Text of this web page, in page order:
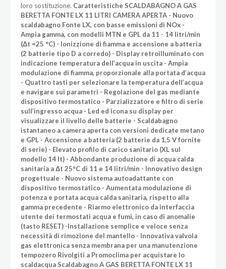
loro sostituzione. Caratteristiche SCALDABAGNO A GAS
BERETTA FONTE LX 11 LITRI CAMERA APERTA - Nuovo
scaldabagno Fonte LX, con basse emissioni di NOx -
Ampia gamma, con modelli MTN e GPL da 11 - 14 litri/min
(Δt =25 °C) - Ionizzione di fiamma e accensione a batteria
(2 batterie tipo D a corredo) - Display retroilluminato con
indicazione temperatura dell’acqua in uscita - Ampia
modulazione di fiamma, proporzionale alla portata d’acqua
- Quattro tasti per selezionare la temperatura dell’acqua
e navigare sui parametri - Regolazione del gas mediante
dispositivo termostatico - Parzializzatore e filtro di serie
sull’ingresso acqua - Led ed icona su display per
visualizzare il livello delle batterie - Scaldabagno
istantaneo a camera aperta con versioni dedicate metano
e GPL - Accensione a batteria (2 batterie da 1,5 V fornite
di serie) - Elevato profilo di carico sanitario (XL sul
modello 14 lt) - Abbondante produzione di acqua calda
sanitaria a Δt 25°C di 11 e 14 litri/min - Innovativo design
progettuale - Nuovo sistema autoadattante con
dispositivo termostatico - Aumentata modulazione di
potenza e portata acqua calda sanitaria, rispetto alla
gamma precedente - Riarmo elettronico da interfaccia
utente dei termostati acqua e fumi, in caso di anomalie
(tasto RESET) -Installazione semplice e veloce senza
necessità di rimozione del mantello - Innovativa valvola
gas elettronica senza membrana per una manutenzione
tempozero Rivolgiti a Promoclima per acquistare lo
scaldacqua Scaldabagno A GAS BERETTA FONTE LX 11